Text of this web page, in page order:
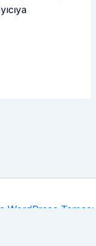
WordPress Teması